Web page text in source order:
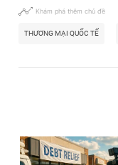
Khám phá thêm chủ đề
THƯƠNG MẠI QUỐC TẾ